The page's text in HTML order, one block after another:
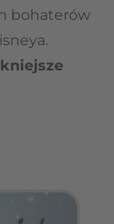
bohaterów